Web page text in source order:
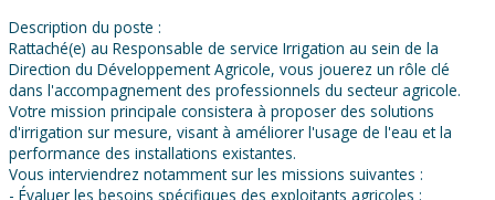
Description du poste :
Rattaché(e) au Responsable de service Irrigation au sein de la
Direction du Développement Agricole, vous jouerez un rôle clé
dans l'accompagnement des professionnels du secteur agricole.
Votre mission principale consistera à proposer des solutions
d'irrigation sur mesure, visant à améliorer l'usage de l'eau et la
performance des installations existantes.
Vous interviendrez notamment sur les missions suivantes :
- Évaluer les besoins spécifiques des exploitants agricoles :